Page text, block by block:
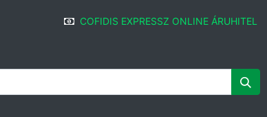
COFIDIS EXPRESSZ ONLINE ÁRUHITEL